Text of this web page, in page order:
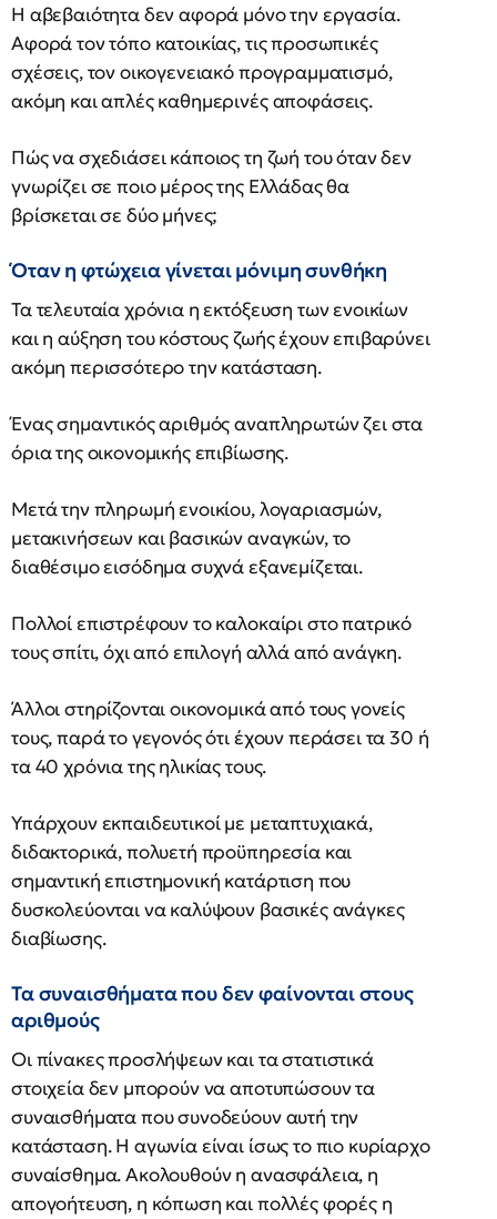
Η αβεβαιότητα δεν αφορά μόνο την εργασία.
Αφορά τον τόπο κατοικίας, τις προσωπικές
σχέσεις, τον οικογενειακό προγραμματισμό,
ακόμη και απλές καθημερινές αποφάσεις.
Πώς να σχεδιάσει κάποιος τη ζωή του όταν δεν
γνωρίζει σε ποιο μέρος της Ελλάδας θα
βρίσκεται σε δύο μήνες;
Όταν η φτώχεια γίνεται μόνιμη συνθήκη
Τα τελευταία χρόνια η εκτόξευση των ενοικίων
και η αύξηση του κόστους ζωής έχουν επιβαρύνει
ακόμη περισσότερο την κατάσταση.
Ένας σημαντικός αριθμός αναπληρωτών ζει στα
όρια της οικονομικής επιβίωσης.
Μετά την πληρωμή ενοικίου, λογαριασμών,
μετακινήσεων και βασικών αναγκών, το
διαθέσιμο εισόδημα συχνά εξανεμίζεται.
Πολλοί επιστρέφουν το καλοκαίρι στο πατρικό
τους σπίτι, όχι από επιλογή αλλά από ανάγκη.
Άλλοι στηρίζονται οικονομικά από τους γονείς
τους, παρά το γεγονός ότι έχουν περάσει τα 30 ή
τα 40 χρόνια της ηλικίας τους.
Υπάρχουν εκπαιδευτικοί με μεταπτυχιακά,
διδακτορικά, πολυετή προϋπηρεσία και
σημαντική επιστημονική κατάρτιση που
δυσκολεύονται να καλύψουν βασικές ανάγκες
διαβίωσης.
Τα συναισθήματα που δεν φαίνονται στους
αριθμούς
Οι πίνακες προσλήψεων και τα στατιστικά
στοιχεία δεν μπορούν να αποτυπώσουν τα
συναισθήματα που συνοδεύουν αυτή την
κατάσταση. Η αγωνία είναι ίσως το πιο κυρίαρχο
συναίσθημα. Ακολουθούν η ανασφάλεια, η
απογοήτευση, η κόπωση και πολλές φορές η